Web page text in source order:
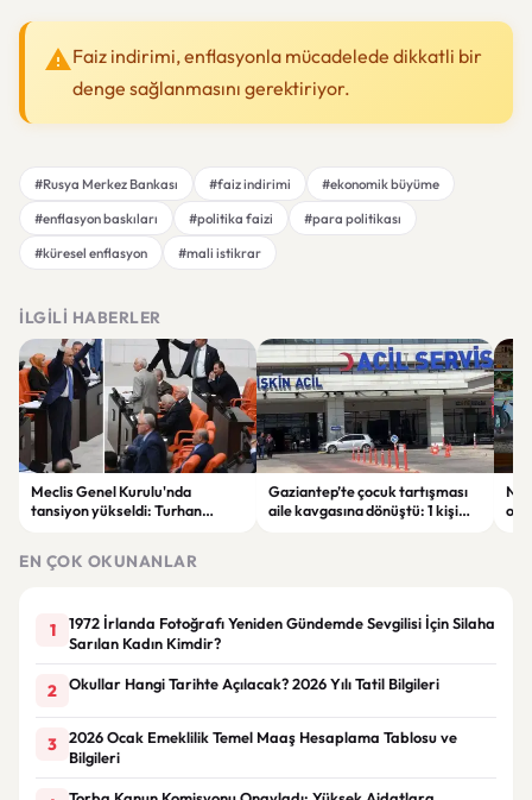
Faiz indirimi, enflasyonla mücadelede dikkatli bir
denge sağlanmasını gerektiriyor.
#Rusya Merkez Bankası #faiz indirimi
#ekonomik büyüme
#enflasyon baskıları
#politika faizi
#para politikası
#küresel enflasyon
#mali istikrar
İLGILI HABERLER
Meclis Genel Kurulu'nda
tansiyon yükseldi: Turhan
Gaziantep’te çocuk tartışması
aile kavgasına dönüştü: 1 kişi
EN ÇOK OKUNANLAR
1
1972 İrlanda Fotoğrafı Yeniden Gündemde Sevgilisi İçin Silaha
Sarılan Kadın Kimdir?
2 Okullar Hangi Tarihte Açılacak? 2026 Yılı Tatil Bilgileri
3
2026 Ocak Emeklilik Temel Maaş Hesaplama Tablosu ve
Bilgileri